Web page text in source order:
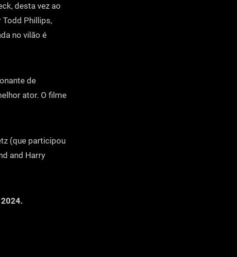
desta vez ao
Todd Phillips,
no vilão é
de
ator. O filme
(que participou
and Harry